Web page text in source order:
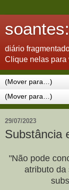
diário
Clique nelas para
29/07/2023
Substância
"Não pode
atributo da